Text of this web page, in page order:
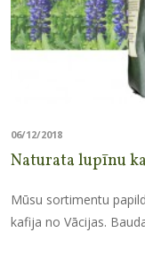
06/12/2018
Naturata lupīnu
Mūsu sortimentu
kafija no Vācijas.